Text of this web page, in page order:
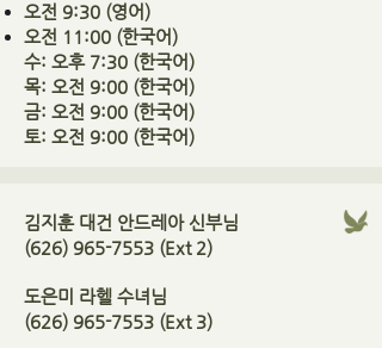
오전 9:30 (영어)
오전 11:00 (한국어)
수: 오후 7:30 (한국어)
목: 오전 9:00 (한국어)
금: 오전 9:00 (한국어)
토: 오전 9:00 (한국어)
김지훈 대건 안드레아 신부님
(626) 965-7553 (Ext 2)
도은미 라헬 수녀님
(626) 965-7553 (Ext 3)